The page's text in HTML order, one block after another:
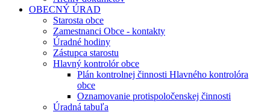
OBECNÝ ÚRAD
Starosta obce
Zamestnanci Obce - kontakty
Úradné hodiny
Zástupca starostu
Hlavný kontrolór obce
Plán kontrolnej činnosti Hlavného kontrolóra
obce
Oznamovanie protispoločenskej činnosti
Úradná tabuľa